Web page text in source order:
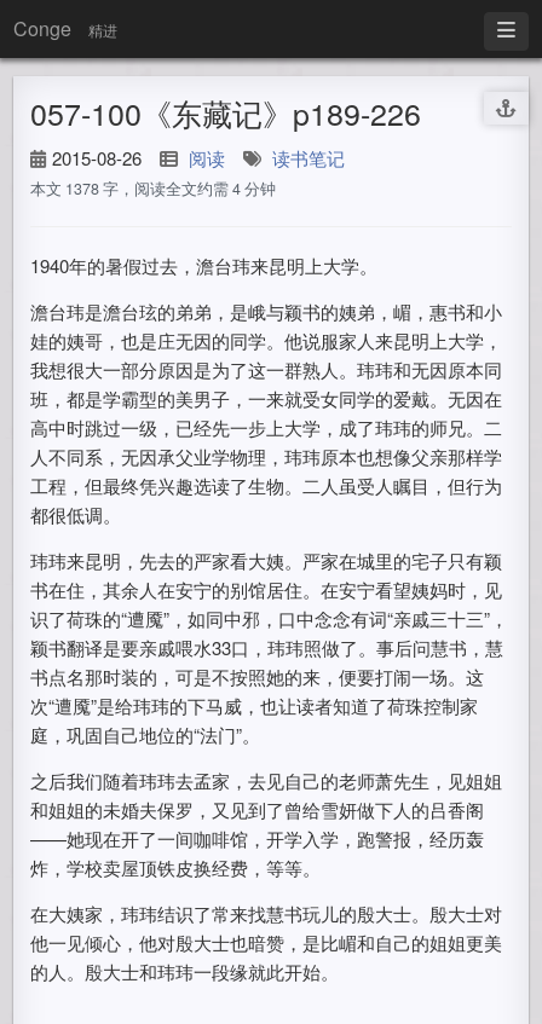
Conge 精进
057-100《东藏记》p189-226
2015-08-26 阅读 读书笔记
本文 1378 字，阅读全文约需 4 分钟
1940年的暑假过去，澹台玮来昆明上大学。
澹台玮是澹台玹的弟弟，是峨与颖书的姨弟，嵋，惠书和小
娃的姨哥，也是庄无因的同学。他说服家人来昆明上大学，
我想很大一部分原因是为了这一群熟人。玮玮和无因原本同
班，都是学霸型的美男子，一来就受女同学的爱戴。无因在
高中时跳过一级，已经先一步上大学，成了玮玮的师兄。二
人不同系，无因承父业学物理，玮玮原本也想像父亲那样学
工程，但最终凭兴趣选读了生物。二人虽受人瞩目，但行为
都很低调。
玮玮来昆明，先去的严家看大姨。严家在城里的宅子只有颖
书在住，其余人在安宁的别馆居住。在安宁看望姨妈时，见
识了荷珠的“遭魇”，如同中邪，口中念念有词“亲戚三十三”，
颖书翻译是要亲戚喂水33口，玮玮照做了。事后问慧书，慧
书点名那时装的，可是不按照她的来，便要打闹一场。这
次“遭魇”是给玮玮的下马威，也让读者知道了荷珠控制家
庭，巩固自己地位的“法门”。
之后我们随着玮玮去孟家，去见自己的老师萧先生，见姐姐
和姐姐的未婚夫保罗，又见到了曾给雪妍做下人的吕香阁
——她现在开了一间咖啡馆，开学入学，跑警报，经历轰
炸，学校卖屋顶铁皮换经费，等等。
在大姨家，玮玮结识了常来找慧书玩儿的殷大士。殷大士对
他一见倾心，他对殷大士也暗赞，是比嵋和自己的姐姐更美
的人。殷大士和玮玮一段缘就此开始。